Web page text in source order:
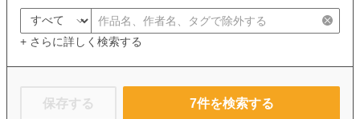
+ さらに詳しく検索する
保存する 7件を検索する